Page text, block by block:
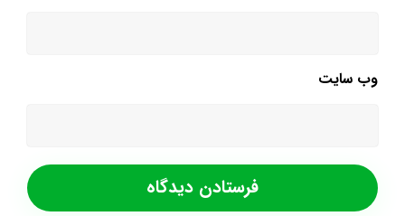
وب‌ سایت